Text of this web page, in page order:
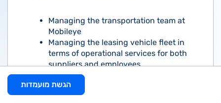
Managing the transportation team at
Mobileye
Managing the leasing vehicle fleet in
terms of operational services for both
suppliers and employees
Managing the transportation system
for external suppliers and company
employees
הגשת מועמדות